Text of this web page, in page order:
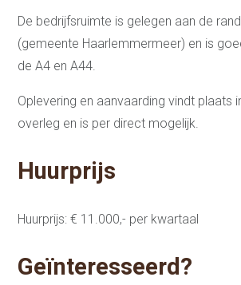
De bedrijfsruimte is gelegen aan de
(gemeente Haarlemmermeer) en is
de A4 en A44.
Oplevering en aanvaarding vindt plaats
overleg en is per direct mogelijk.
Huurprijs
Huurprijs: € 11.000,- per kwartaal
Geïnteresseerd?